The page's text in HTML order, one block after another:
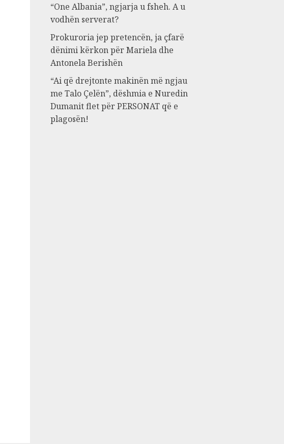
“One Albania”, ngjarja u fsheh. A u
vodhën serverat?
Prokuroria jep pretencën, ja çfarë
dënimi kërkon për Mariela dhe
Antonela Berishën
“Ai që drejtonte makinën më ngjau
me Talo Çelën”, dëshmia e Nuredin
Dumanit flet për PERSONAT që e
plagosën!